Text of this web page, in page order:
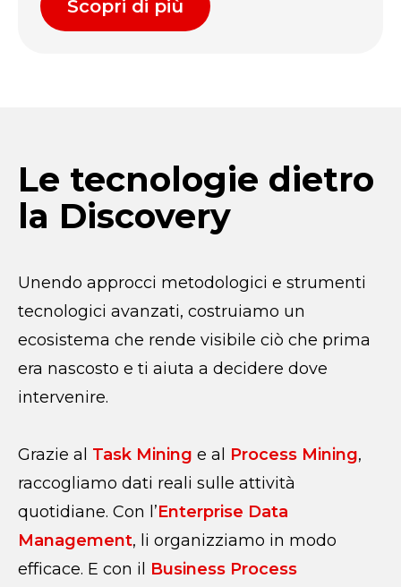
Scopri di più
Le tecnologie dietro
la Discovery
Unendo approcci metodologici e strumenti
tecnologici avanzati, costruiamo un
ecosistema che rende visibile ciò che prima
era nascosto e ti aiuta a decidere dove
intervenire.
Grazie al Task Mining e al Process Mining,
raccogliamo dati reali sulle attività
quotidiane. Con l’Enterprise Data
Management, li organizziamo in modo
efficace. E con il Business Process